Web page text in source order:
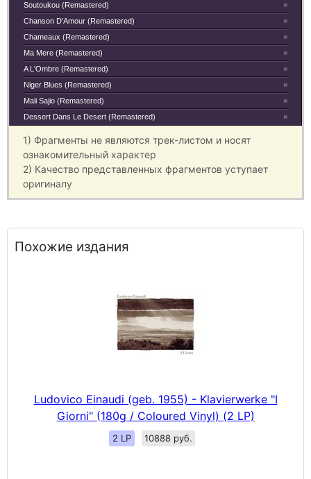
×
Soutoukou (Remastered)
×
Chanson D'Amour (Remastered)
×
Chameaux (Remastered)
×
Ma Mere (Remastered)
×
A L'Ombre (Remastered)
×
Niger Blues (Remastered)
×
Mali Sajio (Remastered)
×
Dessert Dans Le Desert (Remastered)
1) Фрагменты не являются трек-листом и носят
ознакомительный характер
2) Качество представленных фрагментов уступает
оригиналу
Похожие издания
Ludovico Einaudi (geb. 1955) - Klavierwerke "I
Giorni" (180g / Coloured Vinyl) (2 LP)
2 LP 10888 руб.